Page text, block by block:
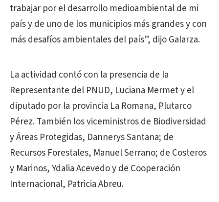
trabajar por el desarrollo medioambiental de mi
país y de uno de los municipios más grandes y con
más desafíos ambientales del país”, dijo Galarza.
La actividad contó con la presencia de la
Representante del PNUD, Luciana Mermet y el
diputado por la provincia La Romana, Plutarco
Pérez. También los viceministros de Biodiversidad
y Áreas Protegidas, Dannerys Santana; de
Recursos Forestales, Manuel Serrano; de Costeros
y Marinos, Ydalia Acevedo y de Cooperación
Internacional, Patricia Abreu.